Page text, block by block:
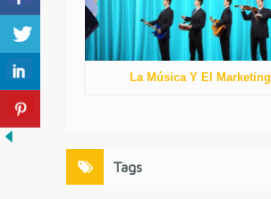
La Música Y El Marketing
Tags